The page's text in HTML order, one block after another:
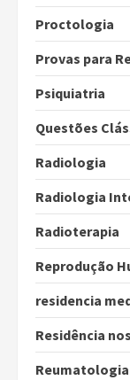
Proctologia
Provas para
Psiquiatria
Questões
Radiologia
Radiologia
Radioterapia
Reprodução
residencia
Residência
Reumatologia